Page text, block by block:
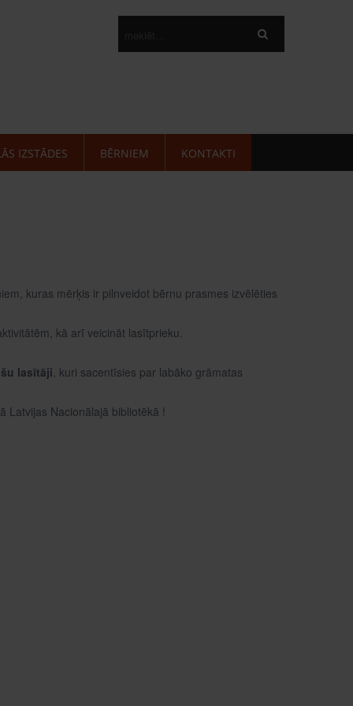
IZSTĀDES BĒRNIEM KONTAKTI
kuras mērķis ir pilnveidot bērnu prasmes izvēlēties
kā arī veicināt lasītprieku.
lasītāji, kuri sacentīsies par labāko grāmatas
Latvijas Nacionālajā bibliotēkā !